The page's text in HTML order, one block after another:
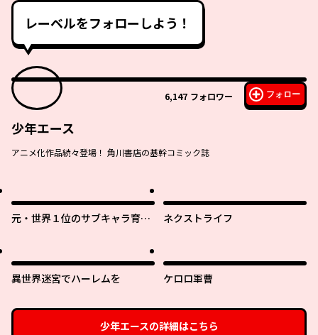
レーベルをフォローしよう！
6,147 フォロワー フォロー
少年エース
アニメ化作品続々登場！ 角川書店の基幹コミック誌
元・世界１位のサブキャラ育成
ネクストライフ
異世界迷宮でハーレムを ケロロ軍曹
少年エースの詳細はこちら